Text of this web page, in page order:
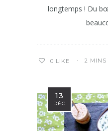
longtemps ! Du
0 LIKE 2 MINS
13
DÉC